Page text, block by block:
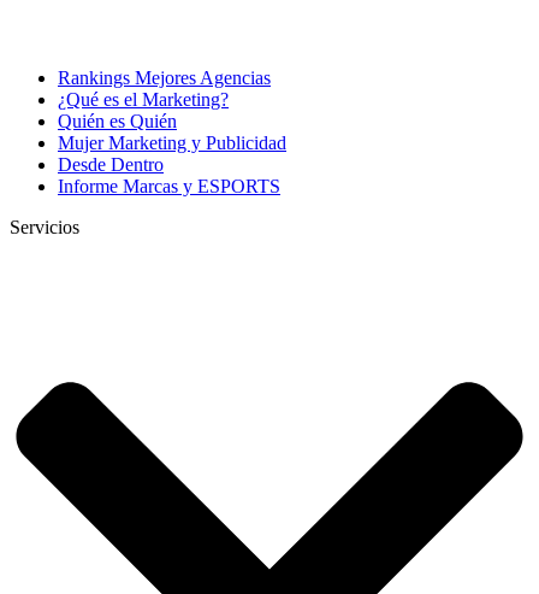
Rankings Mejores Agencias
¿Qué es el Marketing?
Quién es Quién
Mujer Marketing y Publicidad
Desde Dentro
Informe Marcas y ESPORTS
Servicios